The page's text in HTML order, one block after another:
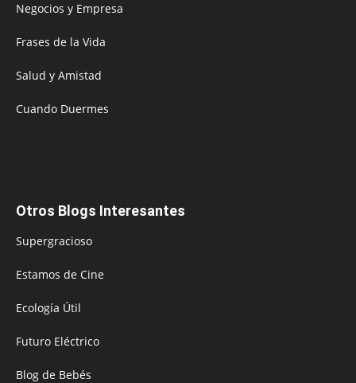
Negocios y Empresa
Frases de la Vida
Salud y Amistad
Cuando Duermes
Otros Blogs Interesantes
Supergracioso
Estamos de Cine
Ecología Útil
Futuro Eléctrico
Blog de Bebés